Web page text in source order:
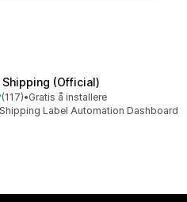
Shipping (Official)
5 stjerner
(117)
117 omtaler
•Gratis å installere
Label Automation Dashboard